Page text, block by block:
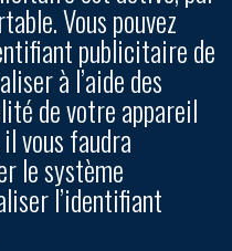
Vous pouvez
publicitaire de
à l’aide des
de votre appareil
vous faudra
le système
l’identifiant